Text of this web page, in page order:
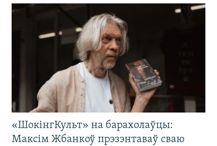
«ШокінгКульт» на барахолаўцы:
Максім Жбанкоў прэзэнтаваў сваю